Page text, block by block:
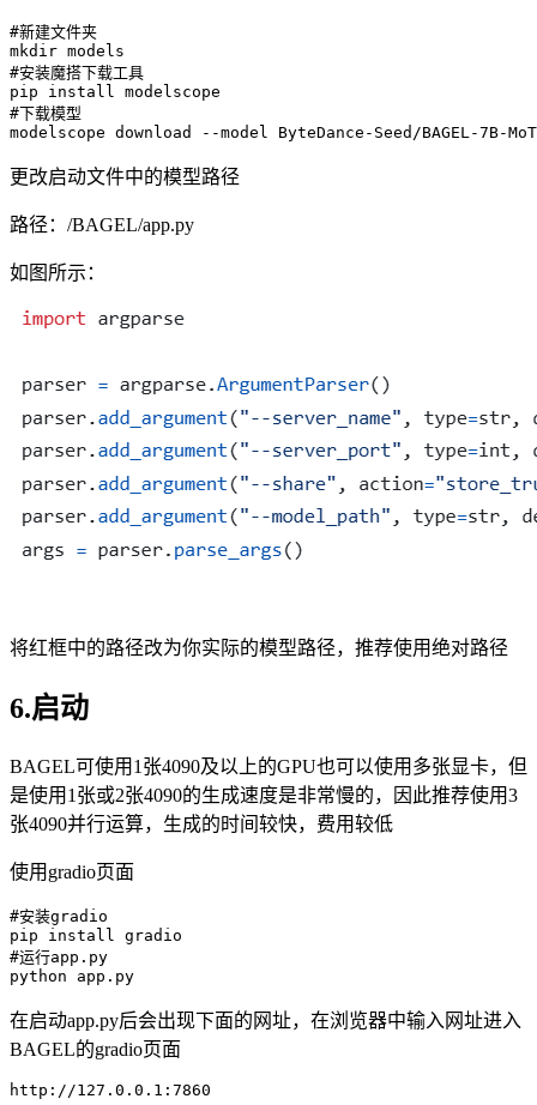
#新建文件夹
mkdir
#安装魔搭下载工具
#下载模型
更改启动文件中的模型路径
路径：/BAGEL/app.py
如图所示：
将红框中的路径改为你实际的模型路径，推荐使用绝对路径
6.启动
BAGEL可使用1张4090及以上的GPU也可以使用多张显卡，但
是使用1张或2张4090的生成速度是非常慢的，因此推荐使用3
张4090并行运算，生成的时间较快，费用较低
使用gradio页面
#安装gradio
pip
#运行app.py
在启动app.py后会出现下面的网址，在浏览器中输入网址进入
BAGEL的gradio页面
http: //127.0.0.1:7860